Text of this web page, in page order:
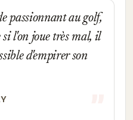
passionnant au golf,
si l'on joue très mal, il
d'empirer son